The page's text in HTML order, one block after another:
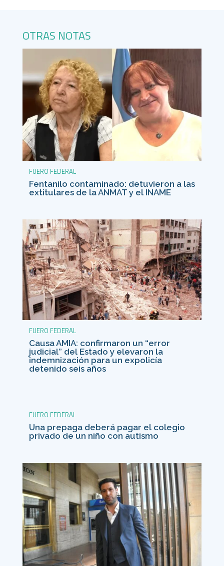
OTRAS NOTAS
FUERO FEDERAL
Fentanilo contaminado: detuvieron a las
extitulares de la ANMAT y el INAME
FUERO FEDERAL
Causa AMIA: confirmaron un “error
judicial” del Estado y elevaron la
indemnización para un expolicía
detenido seis años
FUERO FEDERAL
Una prepaga deberá pagar el colegio
privado de un niño con autismo